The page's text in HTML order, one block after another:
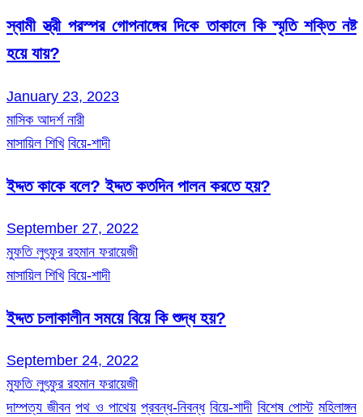
স্বামী স্ত্রী পরস্পর গোপনাঙ্গের দিকে তাকালে কি স্মৃতি শক্তি নষ্ট
হয়ে যায়?
January 23, 2023
মাসিক আদর্শ নারী
মাসায়িল শিখি বিয়ে-শাদী
ইদ্দত কাকে বলে? ইদ্দত কতদিন পালন করতে হয়?
September 27, 2022
মুফতি লুৎফুর রহমান ফরায়েজী
মাসায়িল শিখি বিয়ে-শাদী
ইদ্দত চলাকালীন সময়ে বিয়ে কি শুদ্ধ হয়?
September 24, 2022
মুফতি লুৎফুর রহমান ফরায়েজী
দাম্পত্য জীবন পথ ও পাথেয় প্রবন্ধ-নিবন্ধ বিয়ে-শাদী বিশেষ পোস্ট মহিলাঙ্গন